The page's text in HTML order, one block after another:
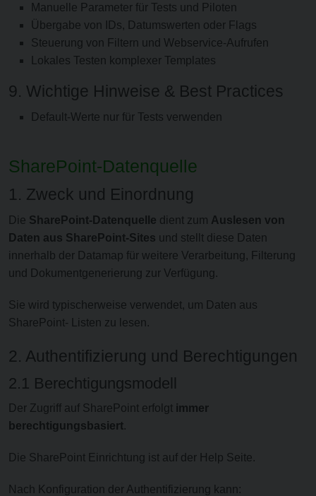
Manuelle Parameter für Tests und Piloten
Übergabe von IDs, Datumswerten oder Flags
Steuerung von Filtern und Webservice-Aufrufen
Lokales Testen komplexer Templates
9. Wichtige Hinweise & Best Practices
Default-Werte nur für Tests verwenden
SharePoint-Datenquelle
1. Zweck und Einordnung
Die SharePoint-Datenquelle dient zum Auslesen von
Daten aus SharePoint-Sites und stellt diese Daten
innerhalb der Datamap für weitere Verarbeitung, Filterung
und Dokumentgenerierung zur Verfügung.
Sie wird typischerweise verwendet, um Daten aus
SharePoint- Listen zu lesen.
2. Authentifizierung und Berechtigungen
2.1 Berechtigungsmodell
Der Zugriff auf SharePoint erfolgt immer
berechtigungsbasiert.
Die SharePoint Einrichtung ist auf der Help Seite.
Nach Konfiguration der Authentifizierung kann: